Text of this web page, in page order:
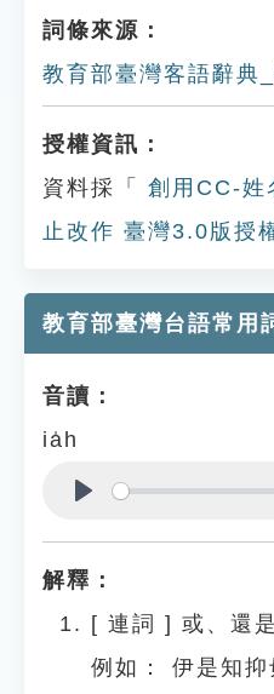
詞條來源：
教育部臺灣客語辭典
授權資訊：
資料採「
創用CC-姓
止改作 臺灣3.0版授
教育部臺灣台語常用
音讀：
ia̍h
解釋：
[ 連詞 ] 或、還
例如：
伊是知抑